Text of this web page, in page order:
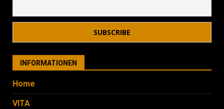
INFORMATIONEN
Home
VITA